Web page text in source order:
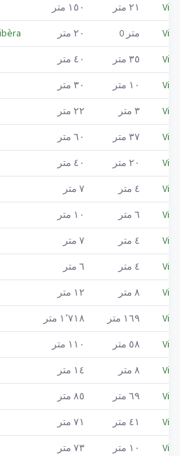
١٥٠ متر ٢١ متر
٢٠ متر 0 متر
٤٠ متر ٣٥ متر
٣٠ متر ١٠ متر
٢٢ متر ٣ متر
٦٠ متر ٣٧ متر
٤٠ متر ٢٠ متر
٧ متر ٤ متر
١٠ متر ٦ متر
٧ متر ٤ متر
٦ متر ٤ متر
١٢ متر ٨ متر
١٬٧١٨ متر ١٦٩ متر
١١٠ متر ٥٨ متر
١٤ متر ٨ متر
٨٥ متر ٦٩ متر
٧١ متر ٤١ متر
٧٣ متر ١٠ متر